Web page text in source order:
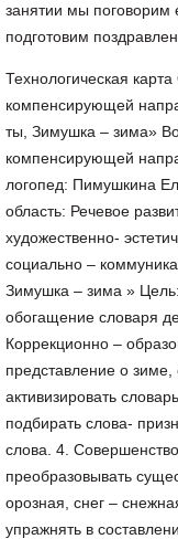
занятии мы поговорим
подготовим
Технологическая
компенсирующей
ты, Зимушка – зима»
компенсирующей
логопед: Пимушкина
область: Речевое
художественно-
социально –
Зимушка – зима »
обогащение словаря
Коррекционно –
представление о
активизировать
подбирать слова-
слова. 4.
преобразовывать
орозная, снег –
упражнять в